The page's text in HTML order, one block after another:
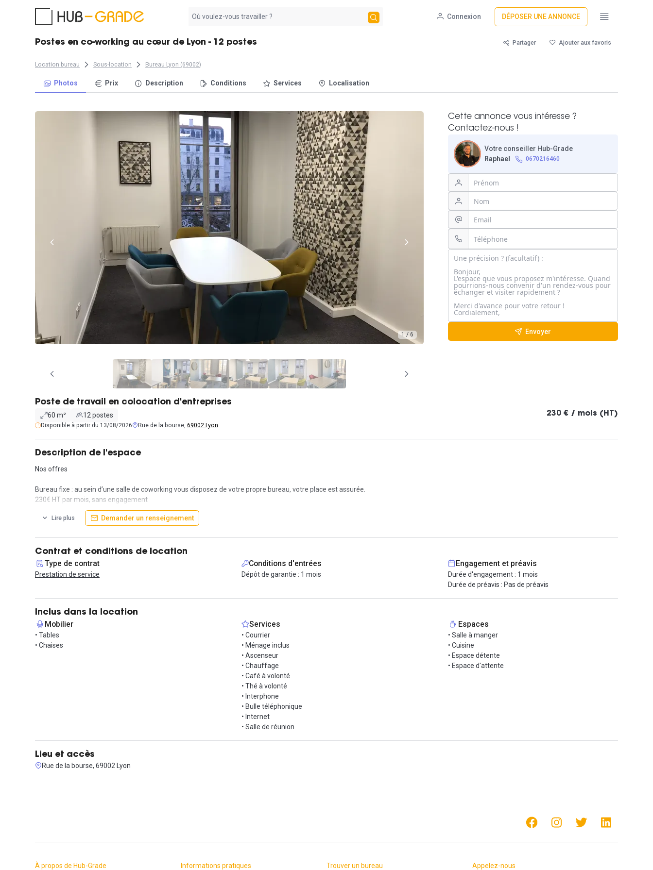
résultat
Connexion DÉPOSER UNE ANNONCE
Postes en co-working au cœur de Lyon - 12 postes Partager Ajouter aux favoris
Location bureau Sous-location Bureau Lyon (69002)
Photos Prix Description Conditions Services Localisation
1 / 6
Cette annonce vous intéresse ?
Contactez-nous !
Votre conseiller Hub-Grade
Raphael
0670216460
Envoyer
Poste de travail en colocation d'entreprises
60 m² 12 postes
Disponible à partir du 13/08/2026 Rue de la bourse, 69002 Lyon
230 € / mois (HT)
Description de l'espace
Nos offres
Bureau fixe : au sein d’une salle de coworking vous disposez de votre propre bureau, votre place est assurée.
230€ HT par mois, sans engagement
Nos services de base =
- Plein centre ville, avec accès ascenseur
- Accès à la salle de réunion illimité, selon disponibilité
- Accès call box (à venir)
- Wi-Fi câblé en Fibre Optique
- Pas d’assurance locaux à payer
- Locaux sécurisés par vidéosurveillance
Nos services complémentaires : 30€ HT/mois
- Accès à la salle de détente, avec possibilité de recevoir des clients (canapé + table basse), illimité selon disponibilité
Lire plus Demander un renseignement
Contrat et conditions de location
Type de contrat
Prestation de service
Conditions d'entrées
Dépôt de garantie : 1 mois
Engagement et préavis
Durée d'engagement : 1 mois
Durée de préavis : Pas de préavis
Inclus dans la location
Mobilier
• Tables
• Chaises
Services
• Courrier
• Ménage inclus
• Ascenseur
• Chauffage
• Café à volonté
• Thé à volonté
• Interphone
• Bulle téléphonique
• Internet
• Salle de réunion
Espaces
• Salle à manger
• Cuisine
• Espace détente
• Espace d'attente
Lieu et accès
Rue de la bourse, 69002 Lyon
À propos de Hub-Grade Informations pratiques Trouver un bureau Appelez-nous